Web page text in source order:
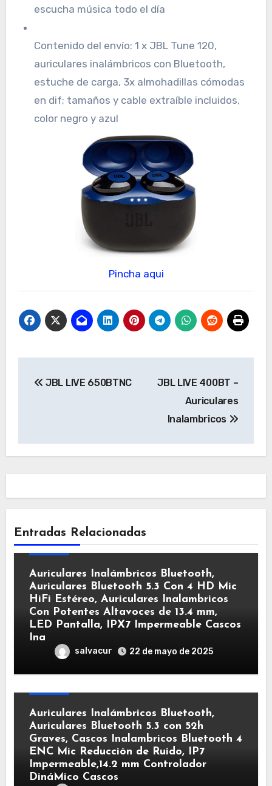
escucha música todo el día
Contenido del envío: 1 x JBL Tune 120,
auriculares inalámbricos con Bluetooth,
estuche de carga, 3x almohadillas cómodas
en dif; tamaños y cable extraíble incluidos,
color negro y azul
Pincha aqui
JBL LIVE 650BTNC
JBL LIVE 400BT –
Auriculares
Inalambricos
Entradas Relacionadas
Sonido
Auriculares Inalámbricos Bluetooth,
Auriculares Bluetooth 5.3 Con 4 HD Mic
HiFi Estéreo, Auriculares Inalambricos
Con Potentes Altavoces de 13.4 mm,
LED Pantalla, IPX7 Impermeable Cascos
Ina
salvacur 22 de mayo de 2025
Auriculares Inalámbricos Bluetooth,
Auriculares Bluetooth 5.3 con 52h
Graves, Cascos Inalambricos Bluetooth 4
ENC Mic Reducción de Ruido, IP7
Impermeable,14.2 mm Controlador
DináMico Cascos